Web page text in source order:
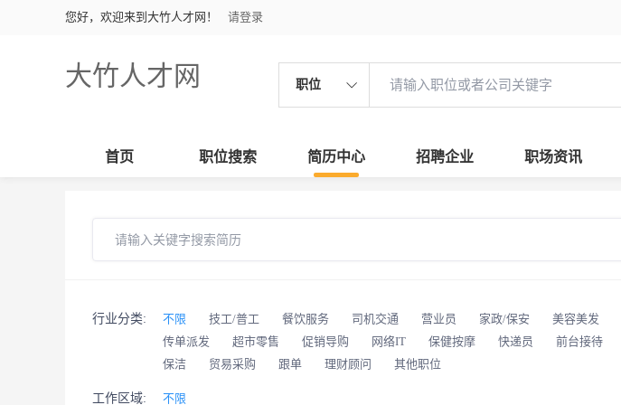
您好，欢迎来到大竹人才网！ 请登录
大竹人才网 职位
首页 职位搜索 简历中心 招聘企业 职场资讯
行业分类: 不限 技工/普工 餐饮服务 司机交通 营业员 家政/保安 美容美发
传单派发
超市零售 促销导购 网络IT 保健按摩 快递员 前台接待
保洁
贸易采购 跟单 理财顾问 其他职位
工作区域: 不限